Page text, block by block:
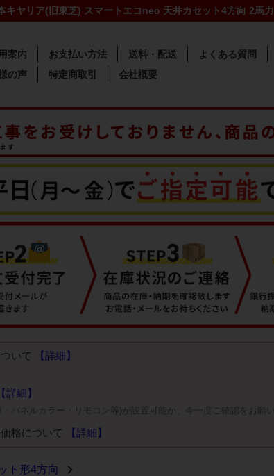
キヤリア(旧東芝) スマートエコneo 天井カセット4方向 2馬
案内 お支払い方法 送料・配送
よくある質問
の声
特定商取引 会社概要
いて
【詳細】
【詳細】
パネルカラー・リモコン等)が設置可能か、今一度ご確認をお願い
格について 【詳細】
ト形4方向